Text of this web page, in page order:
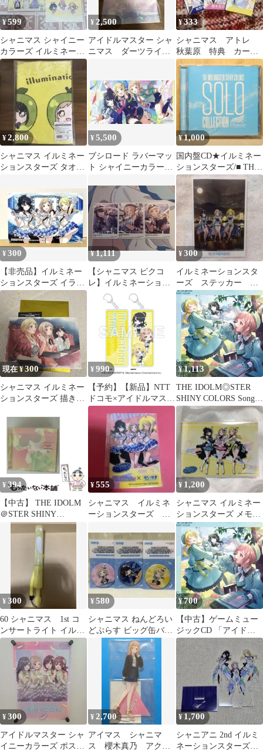
¥599
シャニマス シャイニー
カラーズ イルミネーシ
ョンスターズ ポストカ
ード セット
¥ 2,500
アイドルマスター シャ
ニマス ダーツライブ
¥333
シャニマス アトレ
秋葉原 特典 カー
ド イルミネーション
スターズ
¥2,800
シャニマス イルミネー
ションスターズ タオル
¥5,500
ブシロード ラバーマッ
ト シャイニーカラーズ
ーズ
¥1,000
国内盤CD★イルミネー
ションスターズ/■ THE
IDOLM@STER SHINY
COLORS SOLO
COLLECTION -1stLIVE
FLY TO THE SHINY
SKY-
【LACZ10018/45407742
01938】P71294
¥300
【非売品】イルミネー
ションスターズ イラス
トカード シャイニーカ
ラーズ
¥1,111
【シャニマス ピクコ
レ】イルミネーション
スターズ 3枚
¥300
イルミネーションスタ
ーズ ステッカー
mugen beat シャイニ
ーカラーズ
現在 ¥300
シャニマス イルミネー
ションスターズ 描き下
3章 1週目
¥ 990
【予約】【新品】NTT
ドコモ×アイドルマスタ
ー シャイニーカラーズ
両面ユニットキーホル
ダー 283プロ イルミネ
ーションスターズ【正
規品】
¥1,113
THE IDOLM◎STER
SHINY COLORS Song
for Prism Happier / 枕木
の歌【イルミネーショ
ンスターズ盤】
¥ 394
【中古】 THE IDOLM
＠STER SHINY
COLORS Synthe－Side
03 / イルミネーション
スターズ×アルストロメ
リア×シーズ /
¥555
シャニマス イルミネ
ーションスターズ ク
コラボ
¥ 1,200
シャニマス イルミネー
ションスターズ メモリ
アルアクリルスタンド
¥300
60 シャニマス 1st コ
ンサートライト イルミ
ネーションスターズ
¥580
シャニマス ねんどろい
どぷらす ビッグ缶バッ
ジ イルミネーションス
ターズセット
¥700
【中古】ゲームミュー
ジックCD 「アイドル
マスター シャイニーカ
ラーズ」 シーズ/イルミ
ネーションスターズ /
THE IDOLM＠STER
SHINY COLORS Song
for Prism Happier/枕木
の唄[イルミネーション
スターズ盤]
¥300
アイドルマスター シャ
イニーカラーズ ポスタ
¥ 2,700
アイマス シャニマ
ス 櫻木真乃 アクリ
¥ 1,700
シャニアニ 2nd イルミ
ネーションスターズ